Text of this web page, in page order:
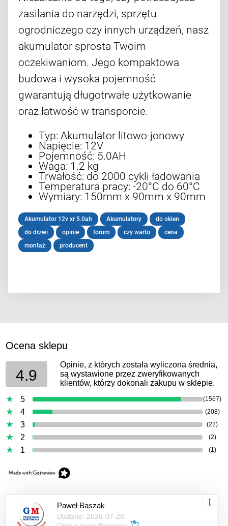
zasilania do narzędzi, sprzętu
ogrodniczego czy innych urządzeń, nasz
akumulator sprosta Twoim
oczekiwaniom. Jego kompaktowa
budowa i wysoka pojemność
gwarantują długotrwałe użytkowanie
oraz łatwość w transporcie.
Typ: Akumulator litowo-jonowy
Napięcie: 12V
Pojemność: 5.0AH
Waga: 1.2 kg
Trwałość: do 2000 cykli ładowania
Temperatura pracy: -20°C do 60°C
Wymiary: 150mm x 90mm x 90mm
Akumulator 12v xr 5.0ah Akumulatory
do okien
do drzwi
opinie forum czy warto
cena
montaż
producent
Ocena sklepu
4.9
Opinie, z których została wyliczona średnia,
są wystawione przez zweryfikowanych
klientów, którzy dokonali zakupu w sklepie.
5
(1567)
4 (208)
3 (22)
2 (2)
1 (1)
Paweł Baszak
Dodano: 2026-07-28